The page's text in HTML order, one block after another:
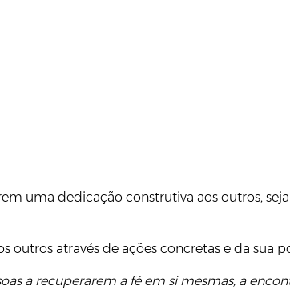
uma dedicação construtiva aos outros,
outros através de ações concretas e da sua
a recuperarem a fé em si mesmas, a